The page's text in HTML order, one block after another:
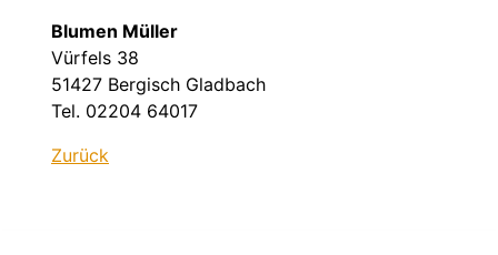
Blumen Müller
Vürfels 38
51427 Bergisch Gladbach
Tel. 02204 64017
Zurück